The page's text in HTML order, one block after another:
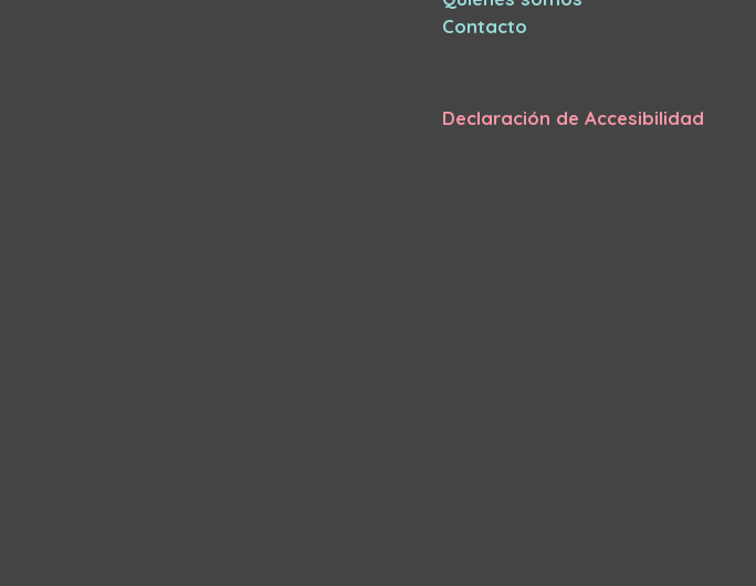
Contacto
Declaración de Accesibilidad